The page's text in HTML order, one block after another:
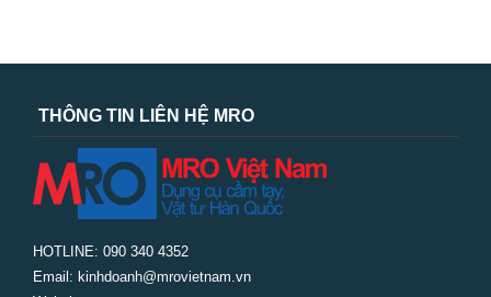
THÔNG TIN LIÊN HỆ MRO
HOTLINE: 090 340 4352
Email: kinhdoanh@mrovietnam.vn